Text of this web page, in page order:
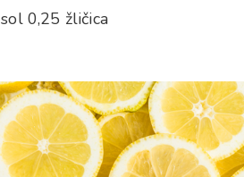
sol 0,25 žličica